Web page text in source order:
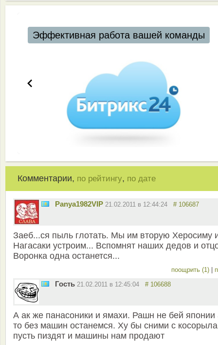
Автоматизация ресторанов и кафе
Комментарии, по рейтингу, по дате
Panya1982VIP 21.02.2011 в 12:44:24 # 106687
Заеб...ся пыль глотать. Мы им вторую Херосиму
Нагасаки устроим... Вспомнят наших дедов и
Воронка одна останется...
поощрить (1)
Гость 21.02.2011 в 12:45:04 # 106688
А ак же панасоники и ямахи. Рашн не бей японии
то без машин останемся. Ху бы сними с
пусть пиздят и машины нам продают